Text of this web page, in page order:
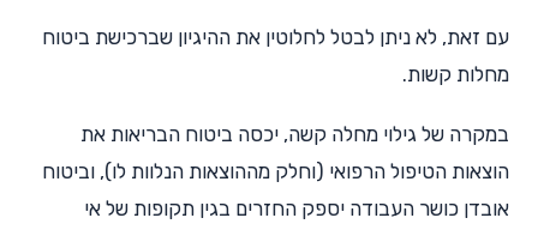
עם זאת, לא ניתן לבטל לחלוטין את ההיגיון שברכישת ביטוח
מחלות קשות.
במקרה של גילוי מחלה קשה, יכסה ביטוח הבריאות את
הוצאות הטיפול הרפואי (וחלק מההוצאות הנלוות לו), וביטוח
אובדן כושר העבודה יספק החזרים בגין תקופות של אי